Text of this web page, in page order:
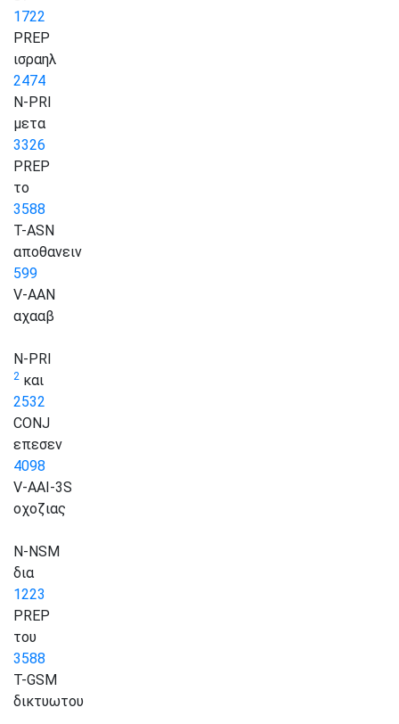
1722
PREP
ισραηλ
2474
N-PRI
μετα
3326
PREP
το
3588
T-ASN
αποθανειν
599
V-AAN
αχααβ
N-PRI
2 και
2532
CONJ
επεσεν
4098
V-AAI-3S
οχοζιας
N-NSM
δια
1223
PREP
του
3588
T-GSM
δικτυωτου